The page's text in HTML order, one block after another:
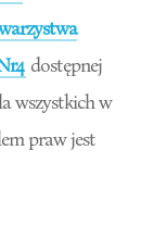
dostępnej
wszystkich w
praw jest